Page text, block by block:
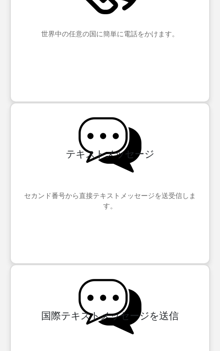
世界中の任意の国に簡単に電話をかけます。
テキストメッセージ
セカンド番号から直接テキストメッセージを送受信しま
す。
国際テキストメッセージを送信